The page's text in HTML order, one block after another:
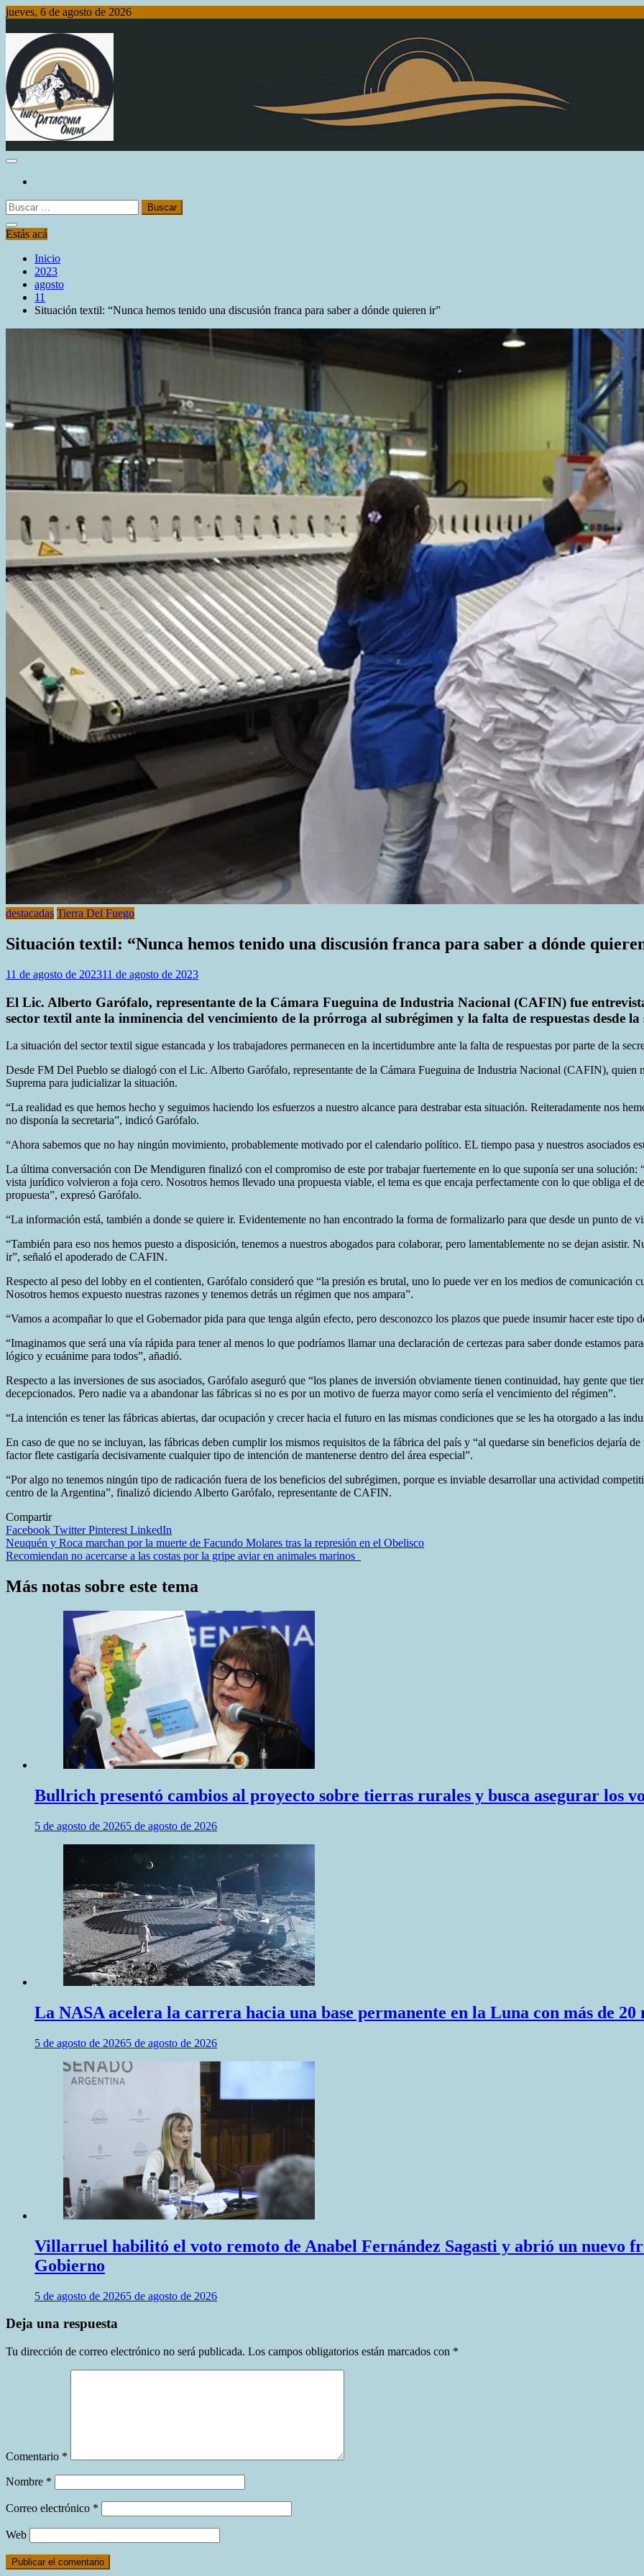
Saltar
contenido
jueves, 6 de agosto de 2026
Info Patagonia Online
Buscar:
Estás acá
Inicio
2023
agosto
11
Situación textil: “Nunca hemos tenido una discusión franca para saber a dónde quieren ir”
destacadas Tierra Del Fuego
Situación textil: “Nunca hemos tenido una discusión franca para saber a dónde
11 de agosto de 202311 de agosto de 2023
El Lic. Alberto Garófalo, representante de la Cámara Fueguina de Industria Nacional (CAFIN) fue
sector textil ante la inminencia del vencimiento de la prórroga al subrégimen y la falta de respuestas desde
La situación del sector textil sigue estancada y los trabajadores permanecen en la incertidumbre ante la falta de respuestas por parte de la
Desde FM Del Pueblo se dialogó con el Lic. Alberto Garófalo, representante de la Cámara Fueguina de Industria Nacional (CAFIN), quien
Suprema para judicializar la situación.
“La realidad es que hemos hecho y seguimos haciendo los esfuerzos a nuestro alcance para destrabar esta situación. Reiteradamente nos
no disponía la secretaria”, indicó Garófalo.
“Ahora sabemos que no hay ningún movimiento, probablemente motivado por el calendario político. EL tiempo pasa y nuestros asociados
La última conversación con De Mendiguren finalizó con el compromiso de este por trabajar fuertemente en lo que suponía ser una
vista jurídico volvieron a foja cero. Nosotros hemos llevado una propuesta viable, el tema es que encaja perfectamente con lo que obliga el
propuesta”, expresó Garófalo.
“La información está, también a donde se quiere ir. Evidentemente no han encontrado la forma de formalizarlo para que desde un punto de
“También para eso nos hemos puesto a disposición, tenemos a nuestros abogados para colaborar, pero lamentablemente no se dejan asistir.
ir”, señaló el apoderado de CAFIN.
Respecto al peso del lobby en el contienten, Garófalo consideró que “la presión es brutal, uno lo puede ver en los medios de comunicación
Nosotros hemos expuesto nuestras razones y tenemos detrás un régimen que nos ampara”.
“Vamos a acompañar lo que el Gobernador pida para que tenga algún efecto, pero desconozco los plazos que puede insumir hacer este tipo
“Imaginamos que será una vía rápida para tener al menos lo que podríamos llamar una declaración de certezas para saber donde estamos
lógico y ecuánime para todos”, añadió.
Respecto a las inversiones de sus asociados, Garófalo aseguró que “los planes de inversión obviamente tienen continuidad, hay gente que
decepcionados. Pero nadie va a abandonar las fábricas si no es por un motivo de fuerza mayor como sería el vencimiento del régimen”.
“La intención es tener las fábricas abiertas, dar ocupación y crecer hacia el futuro en las mismas condiciones que se les ha otorgado a las
En caso de que no se incluyan, las fábricas deben cumplir los mismos requisitos de la fábrica del país y “al quedarse sin beneficios dejaría
factor flete castigaría decisivamente cualquier tipo de intención de mantenerse dentro del área especial”.
“Por algo no tenemos ningún tipo de radicación fuera de los beneficios del subrégimen, porque es inviable desarrollar una actividad
centro de la Argentina”, finalizó diciendo Alberto Garófalo, representante de CAFIN.
Compartir
Facebook TwitterPinterest LinkedIn
Navegación
de
entradas
Neuquén y Roca marchan por la muerte de Facundo Molares tras la represión en el Obelisco
Recomiendan no acercarse a las costas por la gripe aviar en animales marinos
Más notas sobre este tema
Bullrich presentó cambios al proyecto sobre tierras rurales y busca asegurar los
5 de agosto de 20265 de agosto de 2026
La NASA acelera la carrera hacia una base permanente en la Luna con más de 20
5 de agosto de 20265 de agosto de 2026
Villarruel habilitó el voto remoto de Anabel Fernández Sagasti y abrió un nuevo
Gobierno
5 de agosto de 20265 de agosto de 2026
Deja una respuesta
Tu dirección de correo electrónico no será publicada. Los campos obligatorios están marcados con *
Comentario *
Nombre *
Correo electrónico *
Web